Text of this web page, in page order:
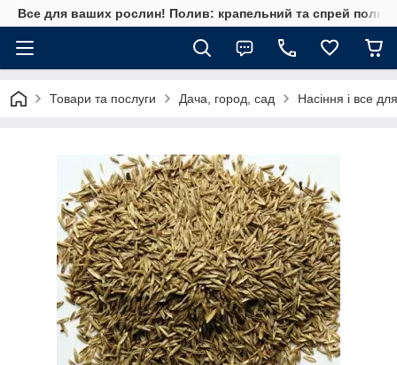
Все для ваших рослин! Полив: крапельний та спрей полив,
Товари та послуги Дача, город, сад Насіння і все